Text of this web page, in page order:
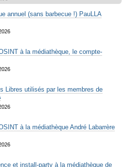
annuel (sans barbecue !) PauLLA
à la médiathèque, le compte-
Libres utilisés par les membres de
à la médiathèque André Labarrère
et install-party à la médiathèque de